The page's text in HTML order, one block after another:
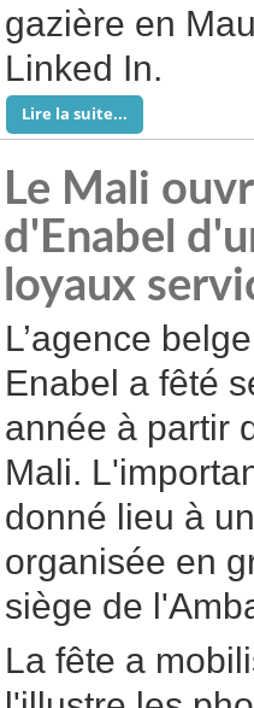
gazière en
Linked In.
Lire la suite...
Le Mali
d'Enabel
loyaux
L’agence
Enabel a fêté
année à partir
Mali.
donné lieu à
organisée en
siège de
La fête a